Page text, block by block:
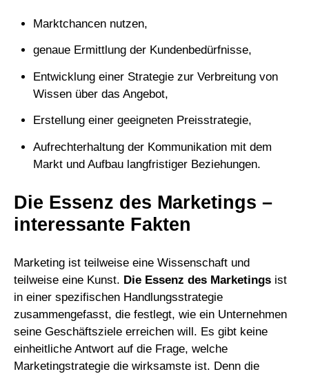
Marktchancen nutzen,
genaue Ermittlung der Kundenbedürfnisse,
Entwicklung einer Strategie zur Verbreitung von
Wissen über das Angebot,
Erstellung einer geeigneten Preisstrategie,
Aufrechterhaltung der Kommunikation mit dem
Markt und Aufbau langfristiger Beziehungen.
Die Essenz des Marketings –
interessante Fakten
Marketing ist teilweise eine Wissenschaft und
teilweise eine Kunst. Die Essenz des Marketings ist
in einer spezifischen Handlungsstrategie
zusammengefasst, die festlegt, wie ein Unternehmen
seine Geschäftsziele erreichen will. Es gibt keine
einheitliche Antwort auf die Frage, welche
Marketingstrategie die wirksamste ist. Denn die